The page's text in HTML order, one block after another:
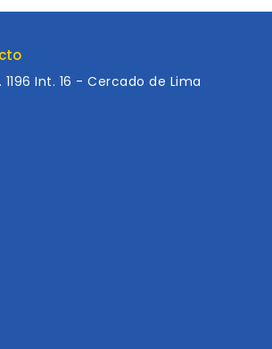
Int. 16 - Cercado de Lima